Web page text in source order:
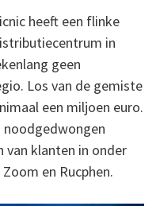
heeft een flinke
in
geen
Los van de gemiste
een miljoen euro.
noodgedwongen
van klanten in onder
en Rucphen.